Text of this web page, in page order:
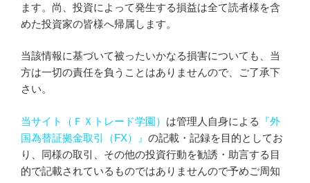
ます。尚、投資によって発生する損益は全て読者様を含
めた投資家の皆様へ帰属します。
当該情報に基づいて被ったいかなる損害についても、当
方は一切の責任を負うことはありませんので、ご了承下
さい。
当サイト（ＦＸトレード学園） は管理人自身による
『外
国為替証拠金取引（FX）』 の記載・記録を目的としてお
り、同様の取引、その他の投資行動を勧誘・助言する目
的で記載されているものではありませんので予めご周知